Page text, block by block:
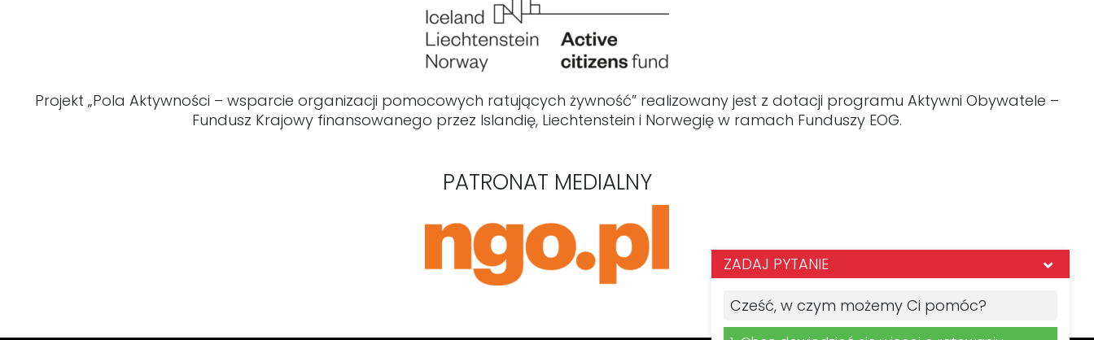
Projekt „Pola Aktywności – wsparcie organizacji pomocowych ratujących żywność” realizowany jest z dotacji programu Aktywni Obywatele –
Fundusz Krajowy finansowanego przez Islandię, Liechtenstein i Norwegię w ramach Funduszy EOG.
PATRONAT MEDIALNY
ZADAJ PYTANIE
Cześć, w czym możemy Ci pomóc?